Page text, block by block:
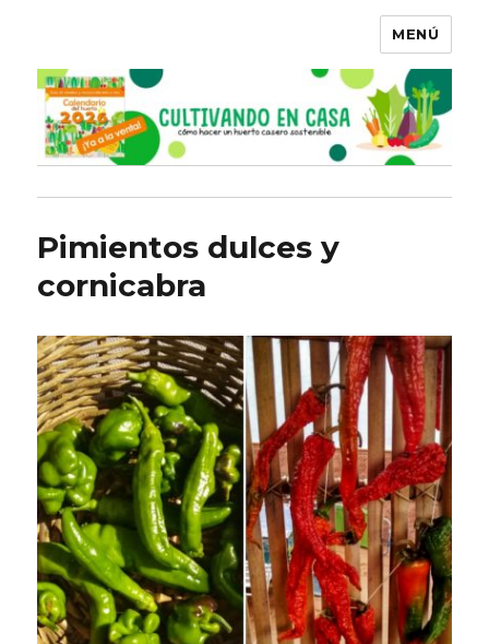
MENÚ
Pimientos dulces y
cornicabra